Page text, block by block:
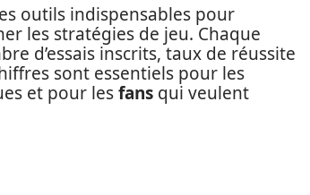
outils indispensables pour
les stratégies de jeu. Chaque
d’essais inscrits, taux de réussite
sont essentiels pour les
et pour lesfans qui veulent